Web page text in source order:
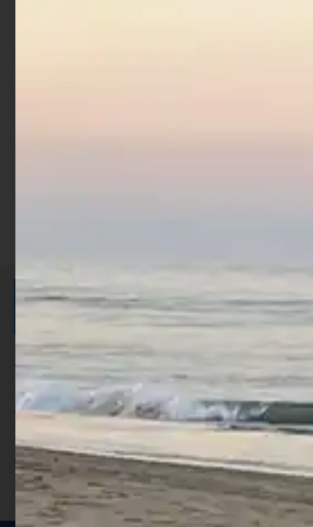
ISCRIVITI E RICEVI 3,50€ DI
SCONTO >
Per ogni acquisto accumuli ulteriori
punti;
Utilizza i punti per ricevere uno
I punti sono indicati nella pagina
prodotto;